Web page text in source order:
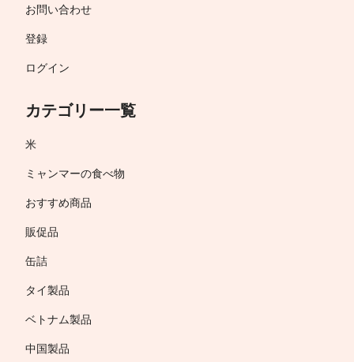
お問い合わせ
登録
ログイン
カテゴリー一覧
米
ミャンマーの食べ物
おすすめ商品
販促品
缶詰
タイ製品
ベトナム製品
中国製品